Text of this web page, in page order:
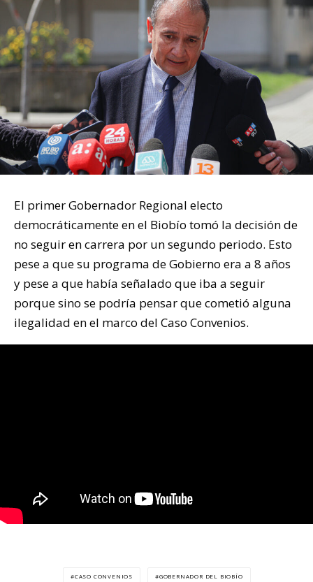
El primer Gobernador Regional electo
democráticamente en el Biobío tomó la decisión de
no seguir en carrera por un segundo periodo. Esto
pese a que su programa de Gobierno era a 8 años
y pese a que había señalado que iba a seguir
porque sino se podría pensar que cometió alguna
ilegalidad en el marco del Caso Convenios.
CASO CONVENIOS GOBERNADOR DEL BIOBÍO